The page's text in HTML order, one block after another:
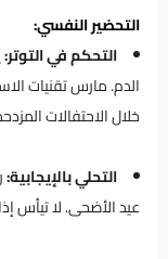
التحضير النفسي:
التحكم في التوتر:
الدم. مارس تقنيات
خلال الاحتفالات
التحلي بالإيجابية:
عيد الأضحى. لا تيأس